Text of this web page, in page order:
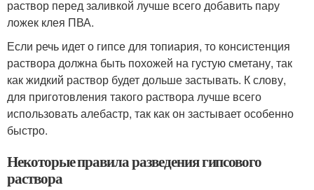
раствор перед заливкой лучше всего добавить пару
ложек клея ПВА.
Если речь идет о гипсе для топиария, то консистенция
раствора должна быть похожей на густую сметану, так
как жидкий раствор будет дольше застывать. К слову,
для приготовления такого раствора лучше всего
использовать алебастр, так как он застывает особенно
быстро.
Некоторые правила разведения гипсового
раствора